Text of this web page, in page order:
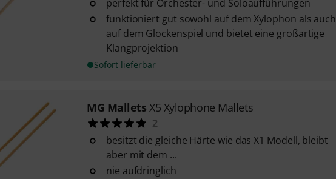
perfekt für Orchester- und Soloaufführungen
funktioniert gut sowohl auf dem Xylophon als auch
auf dem Glockenspiel und bietet eine großartige
Klangprojektion
Sofort lieferbar
MG Mallets X5 Xylophone Mallets
2
besitzt die gleiche Härte wie das X1 Modell, bleibt
aber mit dem ...
nie aufdringlich